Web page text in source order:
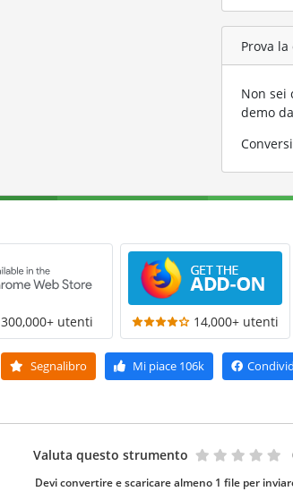
Prova
Non sei
demo da
300,000+ utenti 14,000+ utenti
Segnalibro Mi piace 106k
Valuta questo strumento
Devi convertire e scaricare almeno 1 file per